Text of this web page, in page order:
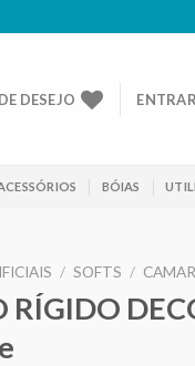
DESEJO
BÓIAS
/ SOFTS /
RÍGIDO